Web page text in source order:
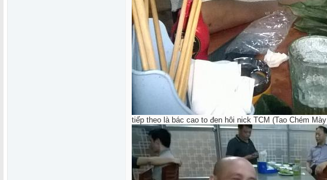
tiếp theo là bác cao to đen hôi nick TCM (Tao Chém Mày